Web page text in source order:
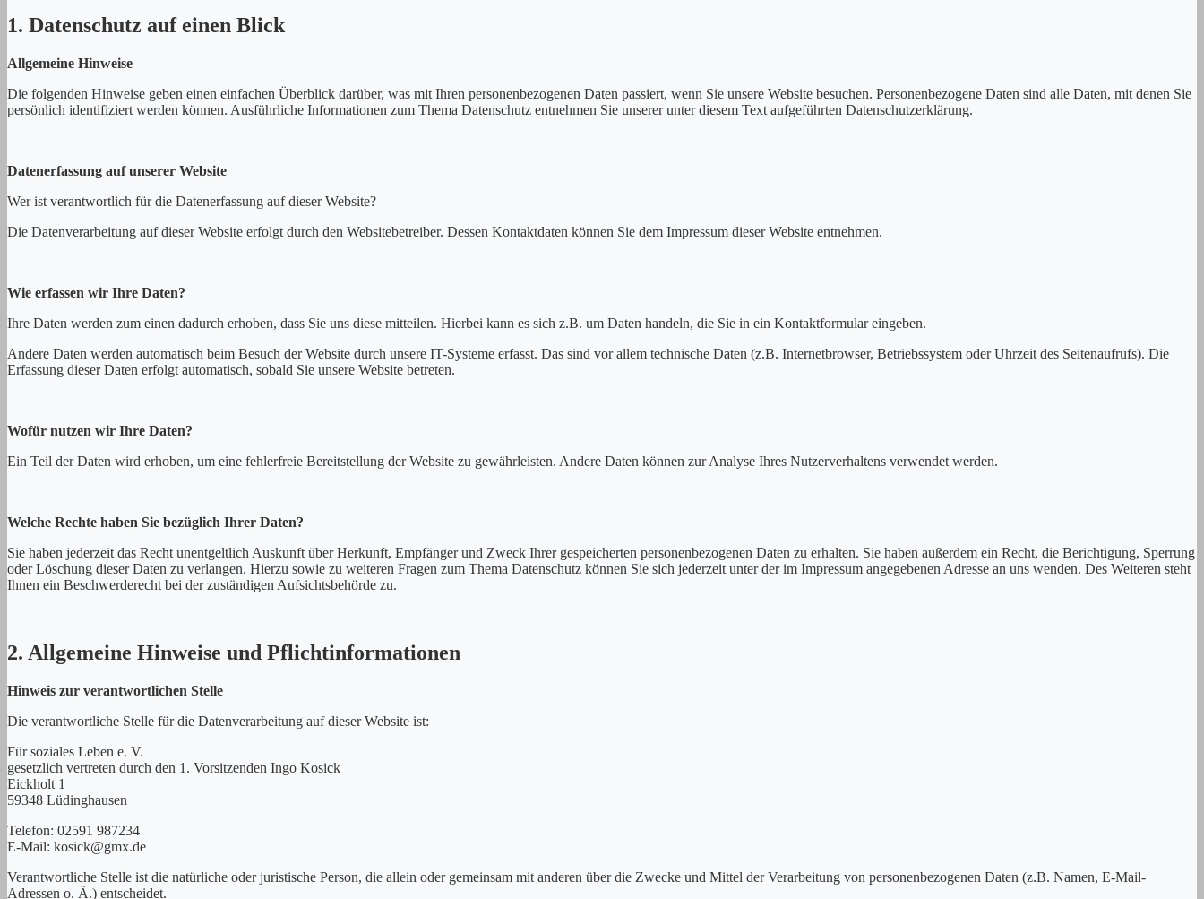
1. Datenschutz auf einen Blick
Allgemeine Hinweise
Die folgenden Hinweise geben einen einfachen Überblick darüber, was mit Ihren personenbezogenen Daten passiert, wenn Sie unsere Website besuchen. Personenbezogene Daten sind alle Daten, mit denen Sie
persönlich identifiziert werden können. Ausführliche Informationen zum Thema Datenschutz entnehmen Sie unserer unter diesem Text aufgeführten Datenschutzerklärung.
Datenerfassung auf unserer Website
Wer ist verantwortlich für die Datenerfassung auf dieser Website?
Die Datenverarbeitung auf dieser Website erfolgt durch den Websitebetreiber. Dessen Kontaktdaten können Sie dem Impressum dieser Website entnehmen.
Wie erfassen wir Ihre Daten?
Ihre Daten werden zum einen dadurch erhoben, dass Sie uns diese mitteilen. Hierbei kann es sich z.B. um Daten handeln, die Sie in ein Kontaktformular eingeben.
Andere Daten werden automatisch beim Besuch der Website durch unsere IT-Systeme erfasst. Das sind vor allem technische Daten (z.B. Internetbrowser, Betriebssystem oder Uhrzeit des Seitenaufrufs). Die
Erfassung dieser Daten erfolgt automatisch, sobald Sie unsere Website betreten.
Wofür nutzen wir Ihre Daten?
Ein Teil der Daten wird erhoben, um eine fehlerfreie Bereitstellung der Website zu gewährleisten. Andere Daten können zur Analyse Ihres Nutzerverhaltens verwendet werden.
Welche Rechte haben Sie bezüglich Ihrer Daten?
Sie haben jederzeit das Recht unentgeltlich Auskunft über Herkunft, Empfänger und Zweck Ihrer gespeicherten personenbezogenen Daten zu erhalten. Sie haben außerdem ein Recht, die Berichtigung, Sperrung
oder Löschung dieser Daten zu verlangen. Hierzu sowie zu weiteren Fragen zum Thema Datenschutz können Sie sich jederzeit unter der im Impressum angegebenen Adresse an uns wenden. Des Weiteren steht
Ihnen ein Beschwerderecht bei der zuständigen Aufsichtsbehörde zu.
2. Allgemeine Hinweise und Pflichtinformationen
Hinweis zur verantwortlichen Stelle
Die verantwortliche Stelle für die Datenverarbeitung auf dieser Website ist:
Für soziales Leben e. V.
gesetzlich vertreten durch den 1. Vorsitzenden Ingo Kosick
Eickholt 1
59348 Lüdinghausen
Telefon: 02591 987234
E-Mail: kosick@gmx.de
Verantwortliche Stelle ist die natürliche oder juristische Person, die allein oder gemeinsam mit anderen über die Zwecke und Mittel der Verarbeitung von personenbezogenen Daten (z.B. Namen, E-Mail-
Adressen o. Ä.) entscheidet.